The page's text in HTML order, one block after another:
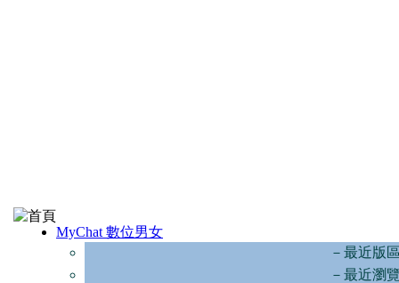
MyChat 數位男女
－最近版
－最近瀏